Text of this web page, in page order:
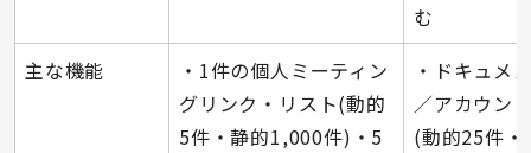
む
主な機能
・1件の個人ミーティン
グリンク・リスト(動的
5件・静的1,000件)・5
・ドキュメ
／アカウン
(動的25件